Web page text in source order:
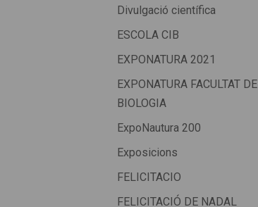
Divulgació científica
ESCOLA CIB
EXPONATURA 2021
EXPONATURA FACULTAT DE
BIOLOGIA
ExpoNautura 200
Exposicions
FELICITACIO
FELICITACIÓ DE NADAL